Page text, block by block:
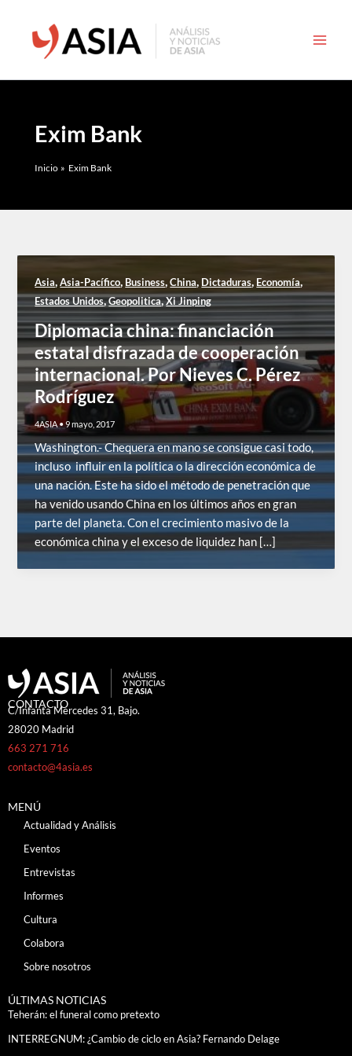
contenido
Exim Bank
Inicio Exim Bank
Asia,Asia-Pacífico, Business,China, Dictaduras, Economía,
Estados Unidos,Geopolitica,Xi Jinping
Diplomacia china: financiación
estatal disfrazada de cooperación
internacional. Por Nieves C. Pérez
Rodríguez
4ASIA•9 mayo, 2017
Washington.- Chequera en mano se consigue casi todo,
incluso influir en la política o la dirección económica de
una nación. Este ha sido el método de penetración que
ha venido usando China en los últimos años en gran
parte del planeta. Con el crecimiento masivo de la
económica china y el exceso de liquidez han […]
CONTACTO
C/Infanta Mercedes 31, Bajo.
28020 Madrid
663 271 716
contacto@4asia.es
MENÚ
Actualidad y Análisis
Eventos
Entrevistas
Informes
Cultura
Colabora
Sobre nosotros
ÚLTIMAS NOTICIAS
Teherán: el funeral como pretexto
INTERREGNUM: ¿Cambio de ciclo en Asia? Fernando Delage